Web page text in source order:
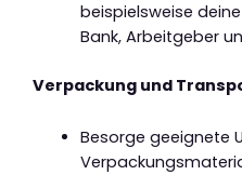
beispielsweise
Bank, Arbeitgeber
Verpackung und
Besorge geeignete